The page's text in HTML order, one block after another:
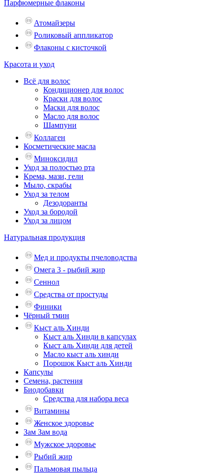
Парфюмерные флаконы
Атомайзеры
Роликовый аппликатор
Флаконы с кисточкой
Красота и уход
Всё для волос
Кондиционер для волос
Краски для волос
Маски для волос
Масло для волос
Шампуни
Коллаген
Косметические масла
Миноксидил
Уход за полостью рта
Крема, мази, гели
Мыло, скрабы
Уход за телом
Дезодоранты
Уход за бородой
Уход за лицом
Натуральная продукция
Мед и продукты пчеловодства
Омега 3 - рыбий жир
Сеннол
Средства от простуды
Финики
Чёрный тмин
Кыст аль Хинди
Кыст аль Хинди в капсулах
Кыст аль Хинди для детей
Масло кыст аль хинди
Порошок Кыст аль Хинди
Капсулы
Семена, растения
Биодобавки
Средства для набора веса
Витамины
Женское здоровье
Зам Зам вода
Мужское здоровье
Рыбий жир
Пальмовая пыльца